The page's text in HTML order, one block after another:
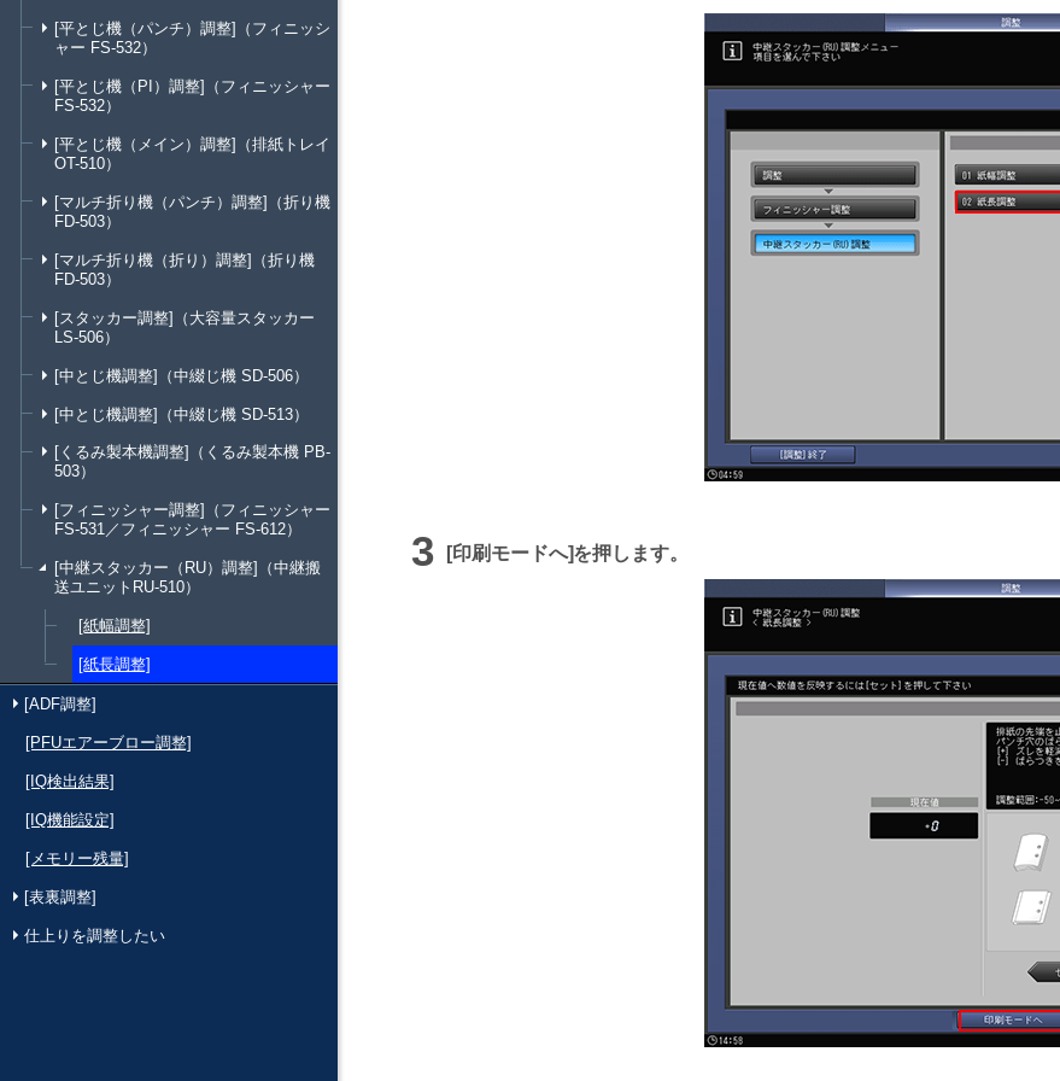
[平とじ機（パンチ）調整]（フィニッシ
ャー FS-532）
[平とじ機（PI）調整]（フィニッシャー
FS-532）
[平とじ機（メイン）調整]（排紙トレイ
OT-510）
[マルチ折り機（パンチ）調整]（折り機
FD-503）
[マルチ折り機（折り）調整]（折り機
FD-503）
[スタッカー調整]（大容量スタッカー
LS-506）
[中とじ機調整]（中綴じ機 SD-506）
[中とじ機調整]（中綴じ機 SD-513）
[くるみ製本機調整]（くるみ製本機 PB-
503）
[フィニッシャー調整]（フィニッシャー
FS-531／フィニッシャー FS-612）
[中継スタッカー（RU）調整]（中継搬
送ユニットRU-510）
[紙幅調整]
[紙長調整]
[ADF調整]
[PFUエアーブロー調整]
[IQ検出結果]
[IQ機能設定]
[メモリー残量]
[表裏調整]
仕上りを調整したい
印刷モードへ を押します。